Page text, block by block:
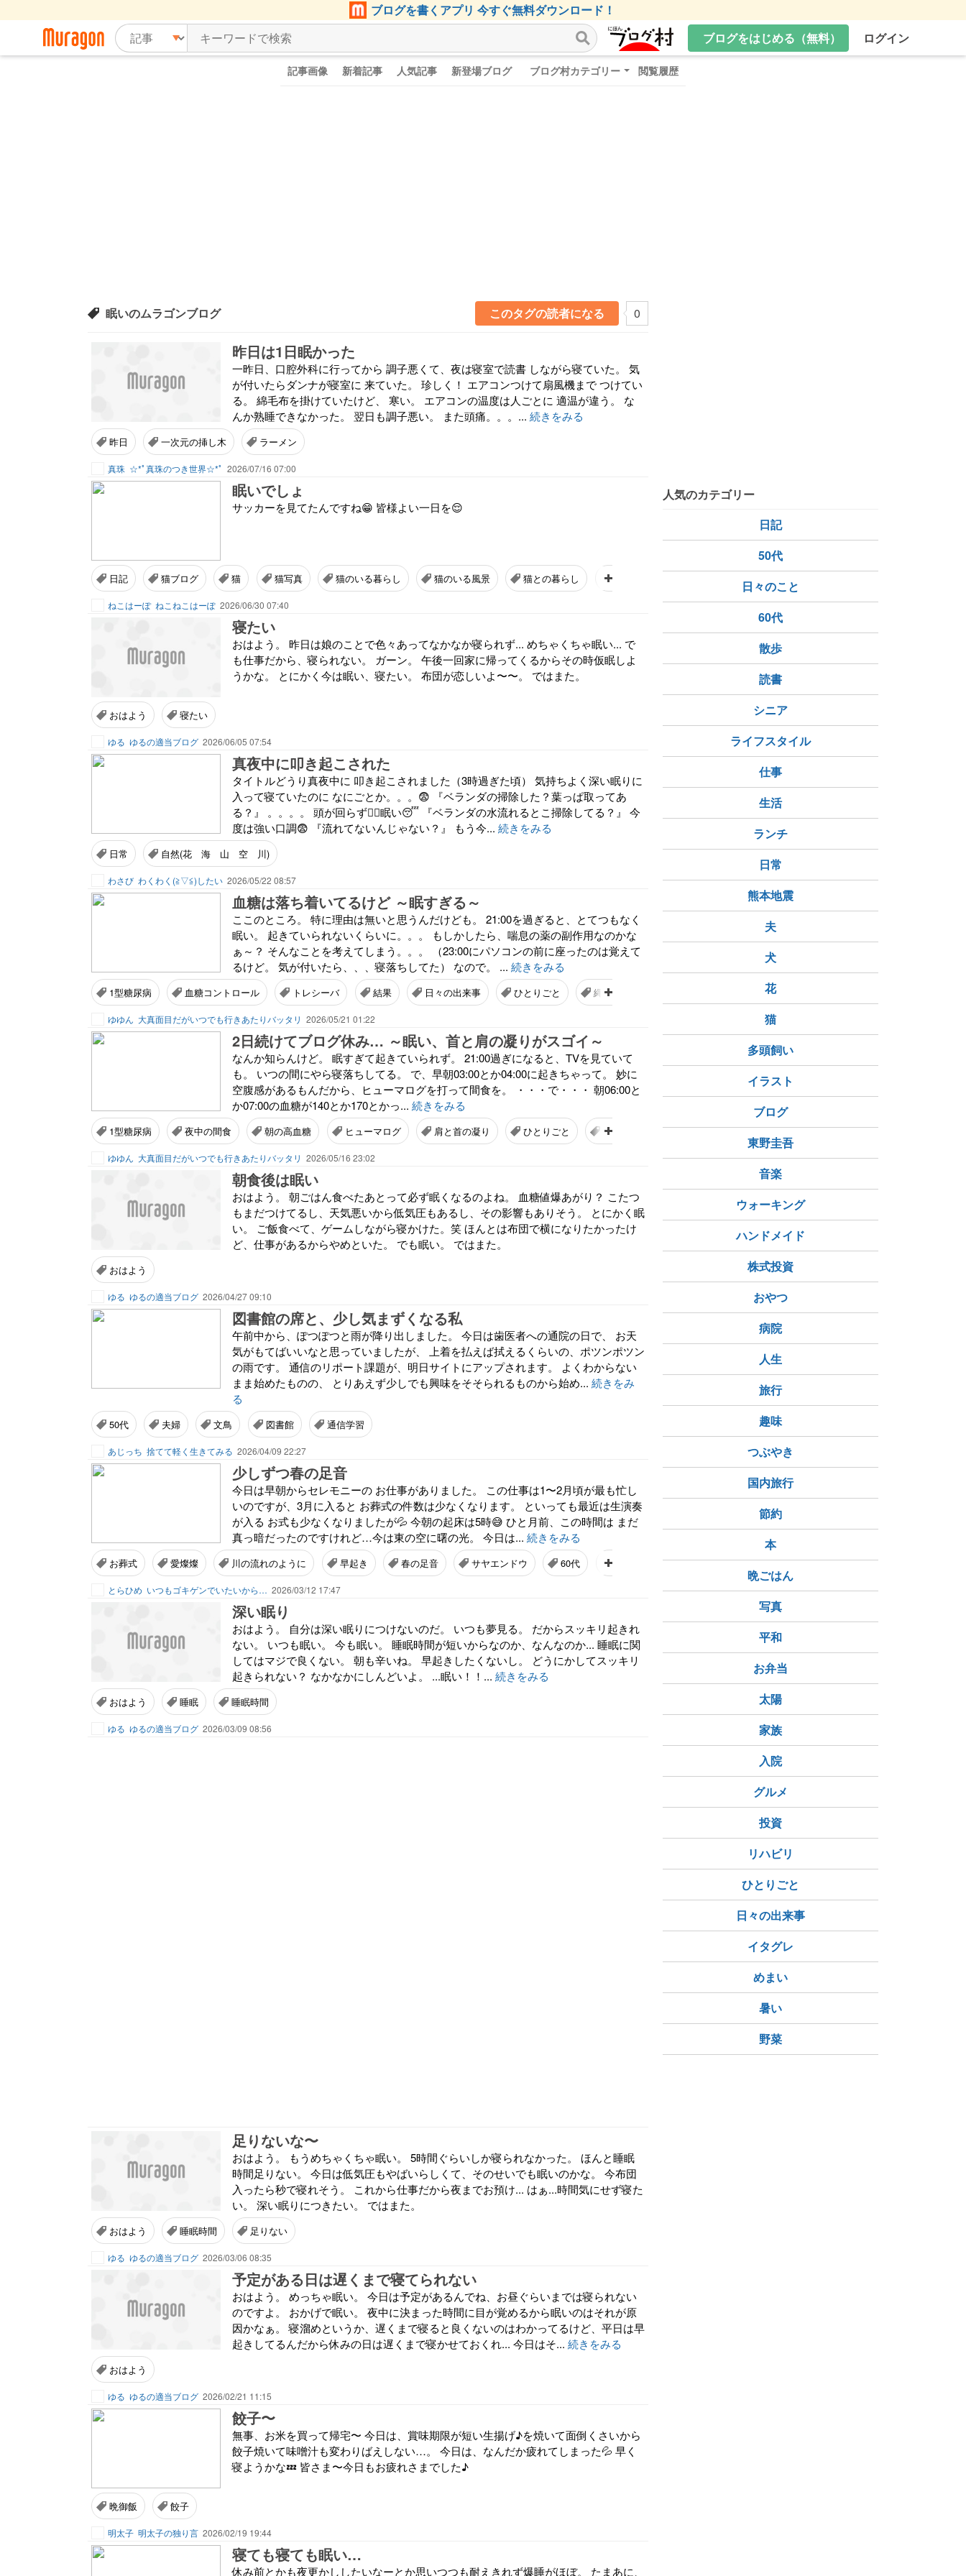
ブログを書くアプリ 今すぐ無料ダウンロード！
ブログをはじめる（無料）
ログイン
記事画像 新着記事 人気記事 新登場ブログ ブログ村カテゴリー 閲覧履歴
眠いのムラゴンブログ このタグの読者になる 0
昨日は1日眠かった
一昨日、口腔外科に行ってから 調子悪くて、夜は寝室で読書 しながら寝ていた。 気
が付いたらダンナが寝室に 来ていた。 珍しく！ エアコンつけて扇風機まで つけてい
る。 綿毛布を掛けていたけど、 寒い。 エアコンの温度は人ごとに 適温が違う。 な
んか熟睡できなかった。 翌日も調子悪い。 また頭痛。。。... 続きをみる
昨日 一次元の挿し木 ラーメン
真珠 ☆*ﾟ真珠のつき世界☆*ﾟ 2026/07/16 07:00
眠いでしょ
サッカーを見てたんですね😁 皆様よい一日を😌
日記 猫ブログ 猫 猫写真 猫のいる暮らし 猫のいる風景 猫との暮らし ワールドカップ
ねこはーぽ ねこねこはーぽ 2026/06/30 07:40
寝たい
おはよう。 昨日は娘のことで色々あってなかなか寝られず... めちゃくちゃ眠い... で
も仕事だから、寝られない。 ガーン。 午後一回家に帰ってくるからその時仮眠しよ
うかな。 とにかく今は眠い、寝たい。 布団が恋しいよ〜〜。 ではまた。
おはよう 寝たい
ゆる ゆるの適当ブログ 2026/06/05 07:54
真夜中に叩き起こされた
タイトルどうり真夜中に 叩き起こされました（3時過ぎた頃） 気持ちよく深い眠りに
入って寝ていたのに なにごとか。。。😨 『ベランダの掃除した？葉っぱ取ってあ
る？』 。。。。 頭が回らず🙂‍↕️眠い😴 『ベランダの水流れるとこ掃除してる？』 今
度は強い口調😨 『流れてないんじゃない？』 もう今... 続きをみる
日常 自然(花 海 山 空 川)
わさび わくわく(⁠≧⁠▽⁠≦⁠)したい 2026/05/22 08:57
血糖は落ち着いてるけど ～眠すぎる～
ここのところ。 特に理由は無いと思うんだけども。 21:00を過ぎると、とてつもなく
眠い。 起きていられないくらいに。。。 もしかしたら、喘息の薬の副作用なのかな
ぁ～？ そんなことを考えてしまう。。。 （23:00にパソコンの前に座ったのは覚えて
るけど。 気が付いたら、、、寝落ちしてた） なので。 ... 続きをみる
1型糖尿病 血糖コントロール トレシーバ 結果 日々の出来事 ひとりごと 縄文柴犬
ゆゆん 大真面目だがいつでも行きあたりバッタリ 2026/05/21 01:22
2日続けてブログ休み… ～眠い、首と肩の凝りがスゴイ～
なんか知らんけど。 眠すぎて起きていられず。 21:00過ぎになると、TVを見ていて
も。 いつの間にやら寝落ちしてる。 で、早朝03:00とか04:00に起きちゃって。 妙に
空腹感があるもんだから、ヒューマログを打って間食を。 ・・・で・・・ 朝06:00と
か07:00の血糖が140とか170とかっ... 続きをみる
1型糖尿病 夜中の間食 朝の高血糖 ヒューマログ 肩と首の凝り ひとりごと ブログ休み
ゆゆん 大真面目だがいつでも行きあたりバッタリ 2026/05/16 23:02
朝食後は眠い
おはよう。 朝ごはん食べたあとって必ず眠くなるのよね。 血糖値爆あがり？ こたつ
もまだつけてるし、天気悪いから低気圧もあるし、その影響もありそう。 とにかく眠
い。 ご飯食べて、ゲームしながら寝かけた。笑 ほんとは布団で横になりたかったけ
ど、仕事があるからやめといた。 でも眠い。 ではまた。
おはよう
ゆる ゆるの適当ブログ 2026/04/27 09:10
図書館の席と、少し気まずくなる私
午前中から、ぽつぽつと雨が降り出しました。 今日は歯医者への通院の日で、 お天
気がもてばいいなと思っていましたが、 上着を払えば拭えるくらいの、ポツンポツン
の雨です。 通信のリポート課題が、明日サイトにアップされます。 よくわからない
まま始めたものの、 とりあえず少しでも興味をそそられるものから始め... 続きをみ
る
50代 夫婦 文鳥 図書館 通信学習
あじっち 捨てて軽く生きてみる 2026/04/09 22:27
少しずつ春の足音
今日は早朝からセレモニーの お仕事がありました。 この仕事は1〜2月頃が最も忙し
いのですが、3月に入ると お葬式の件数は少なくなります。 といっても最近は生演奏
が入る お式も少なくなりましたが💦 今朝の起床は5時😅 ひと月前、この時間は まだ
真っ暗だったのですけれど…今は東の空に曙の光。 今日は... 続きをみる
お葬式 愛燦燦 川の流れのように 早起き 春の足音 サヤエンドウ 60代 思ったこと
とらひめ いつもゴキゲンでいたいから… 2026/03/12 17:47
深い眠り
おはよう。 自分は深い眠りにつけないのだ。 いつも夢見る。 だからスッキリ起きれ
ない。 いつも眠い。 今も眠い。 睡眠時間が短いからなのか、なんなのか... 睡眠に関
してはマジで良くない。 朝も辛いね。 早起きしたくないし。 どうにかしてスッキリ
起きられない？ なかなかにしんどいよ。 ...眠い！！... 続きをみる
おはよう 睡眠 睡眠時間
ゆる ゆるの適当ブログ 2026/03/09 08:56
足りないな〜
おはよう。 もうめちゃくちゃ眠い。 5時間ぐらいしか寝られなかった。 ほんと睡眠
時間足りない。 今日は低気圧もやばいらしくて、そのせいでも眠いのかな。 今布団
入ったら秒で寝れそう。 これから仕事だから夜までお預け... はぁ...時間気にせず寝た
い。 深い眠りにつきたい。 ではまた。
おはよう 睡眠時間 足りない
ゆる ゆるの適当ブログ 2026/03/06 08:35
予定がある日は遅くまで寝てられない
おはよう。 めっちゃ眠い。 今日は予定があるんでね、お昼ぐらいまでは寝られない
のですよ。 おかげで眠い。 夜中に決まった時間に目が覚めるから眠いのはそれが原
因かなぁ。 寝溜めというか、遅くまで寝ると良くないのはわかってるけど、平日は早
起きしてるんだから休みの日は遅くまで寝かせておくれ... 今日はそ... 続きをみる
おはよう
ゆる ゆるの適当ブログ 2026/02/21 11:15
餃子〜
無事、お米を買って帰宅〜 今日は、賞味期限が短い生揚げ♪を焼いて面倒くさいから
餃子焼いて味噌汁も変わりばえしない…。 今日は、なんだか疲れてしまった💦 早く
寝ようかな💤 皆さま〜今日もお疲れさまでした♪
晩御飯 餃子
明太子 明太子の独り言 2026/02/19 19:44
寝ても寝ても眠い…
休み前とかも夜更かししたいなーとか思いつつも耐えきれず爆睡がほぼ。 たまあに、
人気のカテゴリー
日記
50代
日々のこと
60代
散歩
読書
シニア
ライフスタイル
仕事
生活
ランチ
日常
熊本地震
夫
犬
花
猫
多頭飼い
イラスト
ブログ
東野圭吾
音楽
ウォーキング
ハンドメイド
株式投資
おやつ
病院
人生
旅行
趣味
つぶやき
国内旅行
節約
本
晩ごはん
写真
平和
お弁当
太陽
家族
入院
グルメ
投資
リハビリ
ひとりごと
日々の出来事
イタグレ
めまい
暑い
野菜